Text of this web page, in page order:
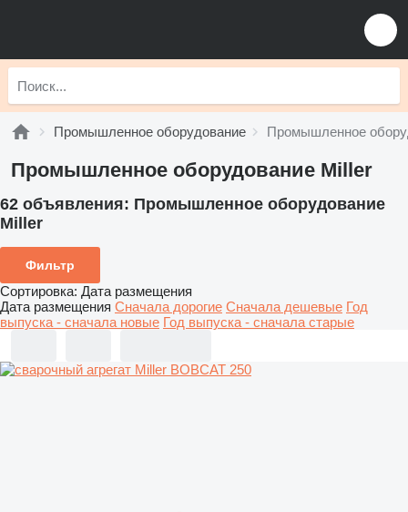
Промышленное оборудование Промышленное
Промышленное оборудование Miller
62 объявления: Промышленное оборудование
Miller
Фильтр
Сортировка: Дата размещения
Дата размещения Сначала дорогие Сначала дешевые Год
выпуска - сначала новые Год выпуска - сначала старые